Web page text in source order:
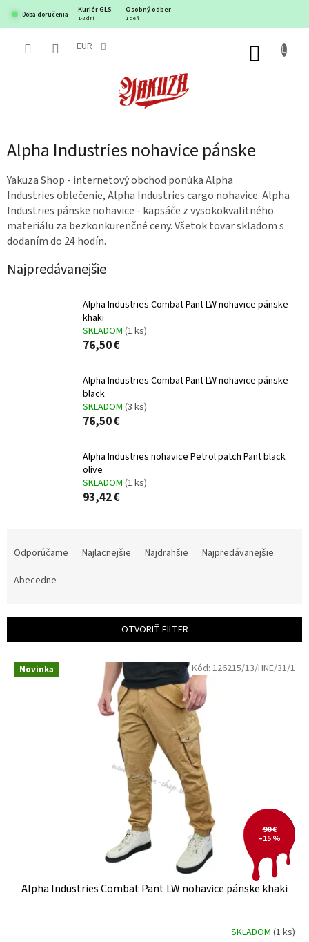
obsah
Doba doručenia
Kuriér GLS Osobný odber
1-2 dni 1 deň
EUR
Alpha Industries nohavice pánske
Yakuza Shop - internetový obchod ponúka Alpha
Industries oblečenie, Alpha Industries cargo nohavice. Alpha
Industries pánske nohavice - kapsáče z vysokokvalitného
materiálu za bezkonkurenčné ceny. Všetok tovar skladom s
dodaním do 24 hodín.
Najpredávanejšie
Alpha Industries Combat Pant LW nohavice pánske
khaki
SKLADOM (1 ks)
76,50 €
Alpha Industries Combat Pant LW nohavice pánske
black
SKLADOM (3 ks)
76,50 €
Alpha Industries nohavice Petrol patch Pant black
olive
SKLADOM (1 ks)
93,42 €
i
p
Odporúčame Najlacnejšie Najdrahšie
Najpredávanejšie
Abecedne
OTVORIŤ FILTER
Novinka
90 €
–15 %
Alpha Industries Combat Pant LW nohavice pánske khaki
SKLADOM (1 ks)
Kód: 126215/13/HNE/31/1